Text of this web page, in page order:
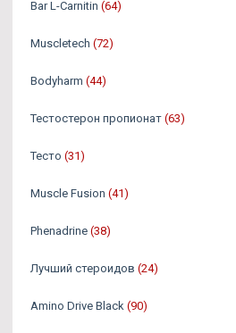
Bar L-Carnitin (64)
Muscletech (72)
Bodyharm (44)
Тестостерон пропионат (63)
Тесто (31)
Muscle Fusion (41)
Phenadrine (38)
Лучший стероидов (24)
Amino Drive Black (90)